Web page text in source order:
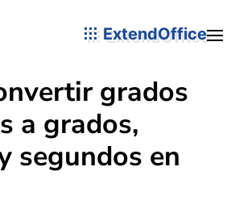
ExtendOffice
grados
a grados,
segundos en